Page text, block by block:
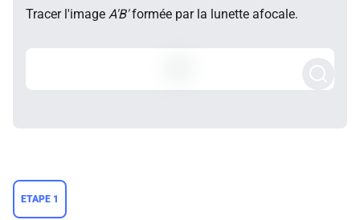
Tracer l'image A'B'formée par la lunette afocale.
ETAPE 1